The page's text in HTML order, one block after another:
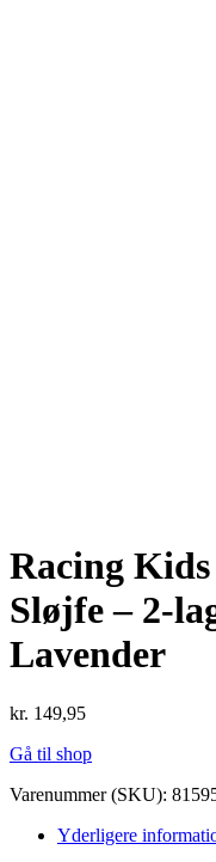
Racing
Sløjfe – 2-
Lavender
kr. 149,95
Gå til shop
Varenummer (SKU):
Yderligere